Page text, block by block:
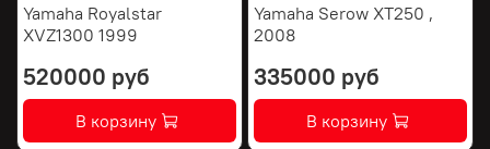
Yamaha Royalstar
XVZ1300 1999
520000 руб
В корзину
Yamaha Serow XT250 ,
2008
335000 руб
В корзину